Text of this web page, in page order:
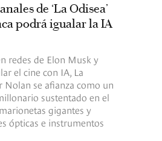
de ‘La Odisea’
podrá igualar la IA
redes de Elon Musk y
el cine con IA, La
Nolan se afianza como un
sustentado en el
gigantes y
ópticas e instrumentos